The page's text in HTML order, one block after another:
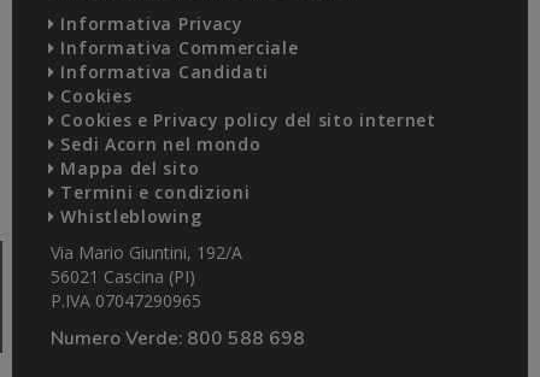
Informativa Privacy
Informativa Commerciale
Informativa Candidati
Cookies
Cookies e Privacy policy del sito internet
Sedi Acorn nel mondo
Mappa del sito
Termini e condizioni
Whistleblowing
Via Mario Giuntini, 192/A
56021 Cascina (PI)
P.IVA 07047290965
Numero Verde: 800 588 698